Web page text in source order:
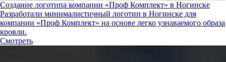
Создание логотипа компании «Проф Комплект» в Ногинске
Разработали минималистичный логотип в Ногинске для
компании «Проф Комплект» на основе легко узнаваемого образа
кровли.
Смотреть